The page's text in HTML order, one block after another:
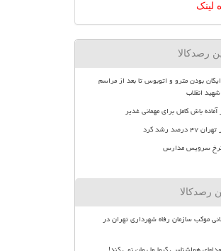
لینک
رصدکالا
بودن مترو و اتوبوس تا بعد از مراسم
انقلاب
باش کامل برای مهمانی غدیر
رشد کرد
نرخ سرویس مدارس
رصدکالا
موکب سازمان رفاه شهرداری تهران در